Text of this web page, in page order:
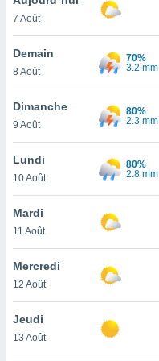
et
»,
au
vous
qu'ils
ou
le
ainsi
un
la
du
7 Août
Demain
8 Août
70%
3.2 mm
Dimanche
9 Août
80%
2.3 mm
Lundi
10 Août
80%
2.8 mm
Mardi
11 Août
Mercredi
12 Août
Jeudi
13 Août